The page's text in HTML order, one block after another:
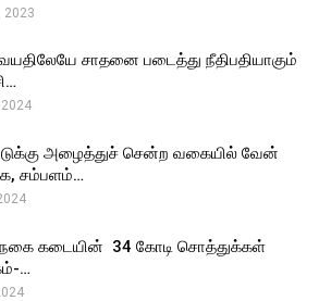
2023
சாதனை படைத்து நீதிபதியாகும்
2024
அழைத்துச் சென்ற வகையில் வேன்
சம்பளம்…
நகை கடையின் ₹ 34 கோடி சொத்துக்கள்
…